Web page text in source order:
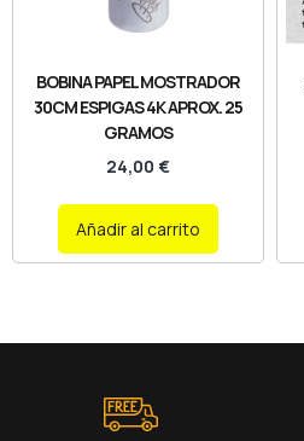
BOBINA PAPEL MOSTRADOR
30CM ESPIGAS 4K APROX. 25
GRAMOS
24,00 €
Añadir al carrito